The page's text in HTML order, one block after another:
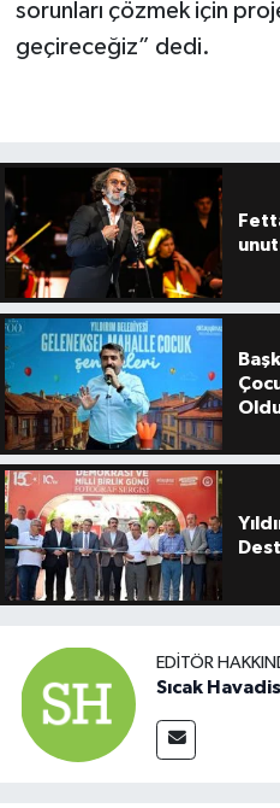
sorunları çözmek için
geçireceğiz” dedi.
EDITÖR
Sıcak Havadis